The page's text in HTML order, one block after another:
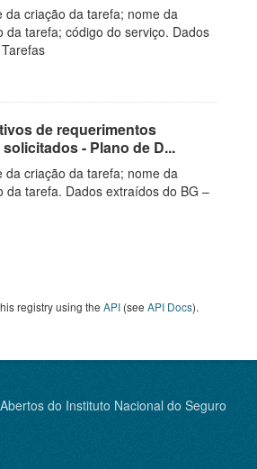
da criação da tarefa; nome da
da tarefa; código do serviço. Dados
de requerimentos
- Plano de D...
da criação da tarefa; nome da
da tarefa. Dados extraídos do BG –
registry using the API (see API Docs).
do Instituto Nacional do Seguro